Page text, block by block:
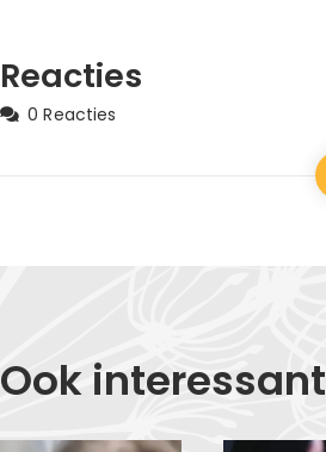
Reacties
0 Reacties
Ook interessant